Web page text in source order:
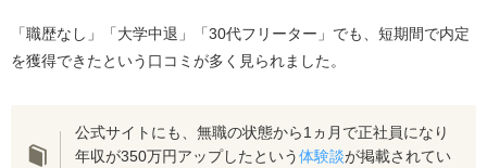
「職歴なし」「大学中退」「30代フリーター」でも、短期間で内定
を獲得できたという口コミが多く見られました。
公式サイトにも、無職の状態から1ヵ月で正社員になり
年収が350万円アップしたという体験談が掲載されてい